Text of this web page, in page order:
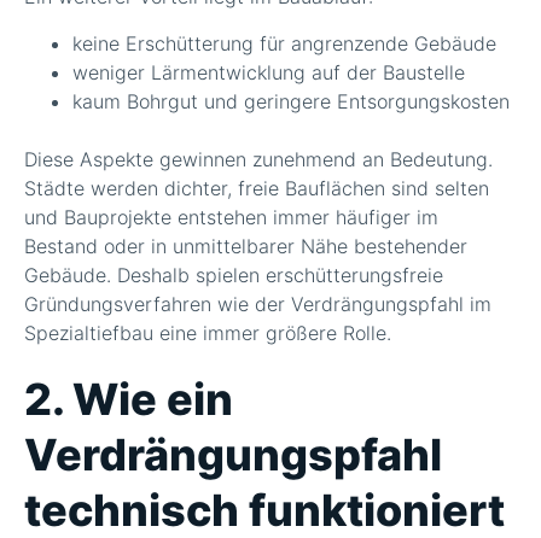
keine Erschütterung für angrenzende Gebäude
weniger Lärmentwicklung auf der Baustelle
kaum Bohrgut und geringere Entsorgungskosten
Diese Aspekte gewinnen zunehmend an Bedeutung.
Städte werden dichter, freie Bauflächen sind selten
und Bauprojekte entstehen immer häufiger im
Bestand oder in unmittelbarer Nähe bestehender
Gebäude. Deshalb spielen erschütterungsfreie
Gründungsverfahren wie der Verdrängungspfahl im
Spezialtiefbau eine immer größere Rolle.
2. Wie ein
Verdrängungspfahl
technisch funktioniert